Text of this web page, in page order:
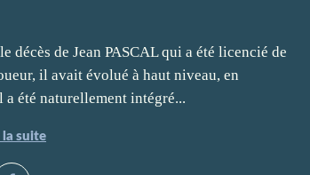
décès de Jean PASCAL qui a été licencié de
il avait évolué à haut niveau, en
a été naturellement intégré...
la suite